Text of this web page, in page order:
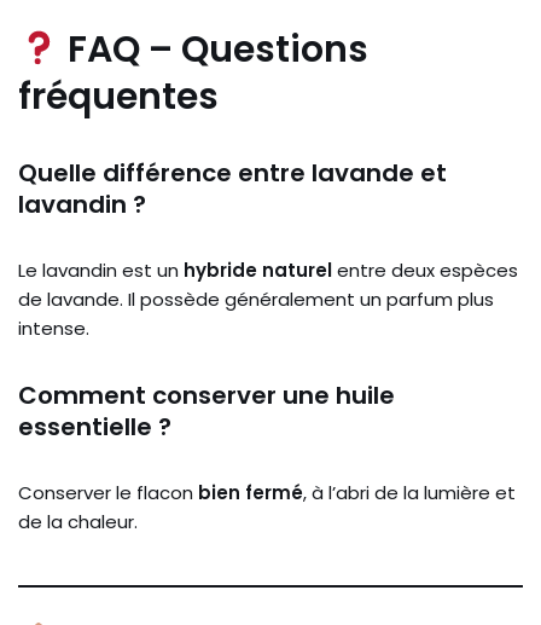
FAQ – Questions
fréquentes
Quelle différence entre lavande et
lavandin ?
Le lavandin est un hybride naturelentre deux espèces
de lavande. Il possède généralement un parfum plus
intense.
Comment conserver une huile
essentielle ?
Conserver le flacon bien fermé, à l’abri de la lumière et
de la chaleur.